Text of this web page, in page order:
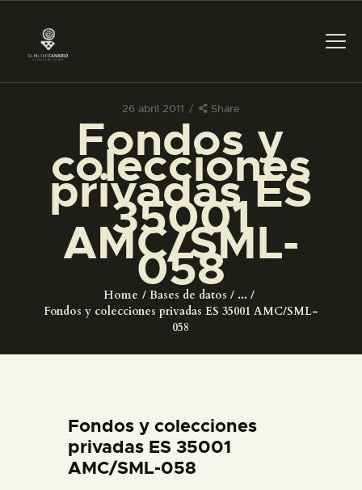
26 abril 2011 Share
Fondos y
colecciones
privadas ES
35001
AMC/SML-
058
Home Bases de datos
...
Fondos y colecciones privadas ES 35001 AMC/SML-
058
PREPARAR LA VISITA
ACTIVIDADES
█
EL MUSEO
COLECCIONES
ESPAÑOL
PREPARAR LA VISITA
Fondos y colecciones
privadas ES 35001
AMC/SML-058